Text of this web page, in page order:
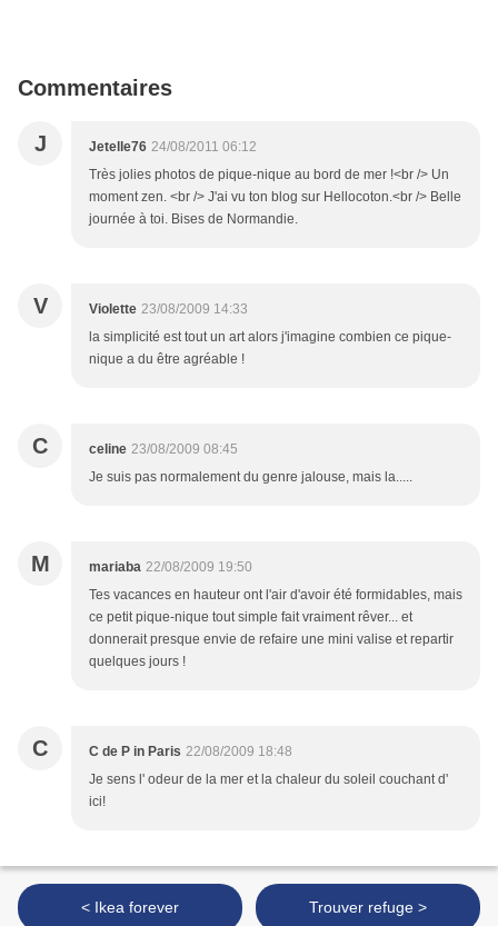
Commentaires
J Jetelle76 24/08/2011 06:12
Très jolies photos de pique-nique au bord de mer !<br /> Un
moment zen. <br /> J'ai vu ton blog sur Hellocoton.<br /> Belle
journée à toi. Bises de Normandie.
V Violette 23/08/2009 14:33
la simplicité est tout un art alors j'imagine combien ce pique-
nique a du être agréable !
C celine 23/08/2009 08:45
Je suis pas normalement du genre jalouse, mais la.....
M mariaba 22/08/2009 19:50
Tes vacances en hauteur ont l'air d'avoir été formidables, mais
ce petit pique-nique tout simple fait vraiment rêver... et
donnerait presque envie de refaire une mini valise et repartir
quelques jours !
C C de P in Paris 22/08/2009 18:48
Je sens l' odeur de la mer et la chaleur du soleil couchant d'
ici!
< Ikea forever Trouver refuge >